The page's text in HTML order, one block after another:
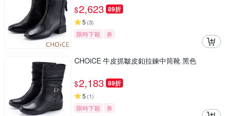
$2,623 89折
5 (3)
限時下殺 券
CHOiCE 牛皮抓皺皮釦拉鍊中筒靴 黑色
$2,183 89折
5 (1)
限時下殺 券